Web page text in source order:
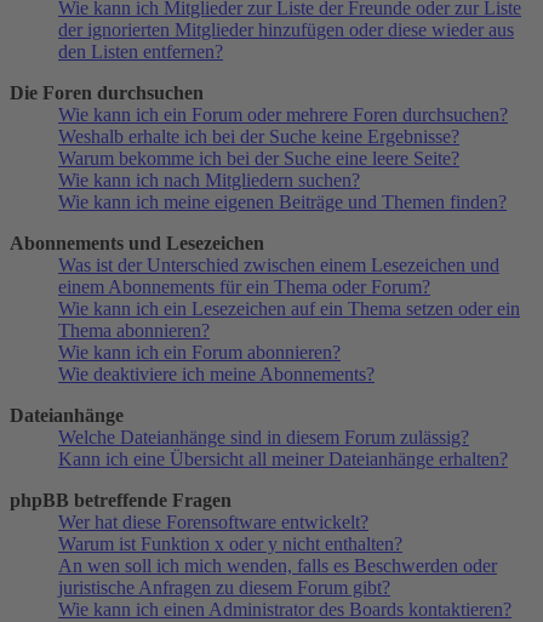
Wie kann ich Mitglieder zur Liste der Freunde oder zur Liste
der ignorierten Mitglieder hinzufügen oder diese wieder aus
den Listen entfernen?
Die Foren durchsuchen
Wie kann ich ein Forum oder mehrere Foren durchsuchen?
Weshalb erhalte ich bei der Suche keine Ergebnisse?
Warum bekomme ich bei der Suche eine leere Seite?
Wie kann ich nach Mitgliedern suchen?
Wie kann ich meine eigenen Beiträge und Themen finden?
Abonnements und Lesezeichen
Was ist der Unterschied zwischen einem Lesezeichen und
einem Abonnements für ein Thema oder Forum?
Wie kann ich ein Lesezeichen auf ein Thema setzen oder ein
Thema abonnieren?
Wie kann ich ein Forum abonnieren?
Wie deaktiviere ich meine Abonnements?
Dateianhänge
Welche Dateianhänge sind in diesem Forum zulässig?
Kann ich eine Übersicht all meiner Dateianhänge erhalten?
phpBB betreffende Fragen
Wer hat diese Forensoftware entwickelt?
Warum ist Funktion x oder y nicht enthalten?
An wen soll ich mich wenden, falls es Beschwerden oder
juristische Anfragen zu diesem Forum gibt?
Wie kann ich einen Administrator des Boards kontaktieren?